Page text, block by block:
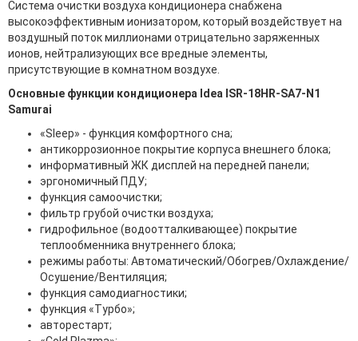
Система очистки воздуха кондиционера снабжена
высокоэффективным ионизатором, который воздействует на
воздушный поток миллионами отрицательно заряженных
ионов, нейтрализующих все вредные элементы,
присутствующие в комнатном воздухе.
Основные функции кондиционера Idea ISR-18HR-SA7-N1
Samurai
«Sleep» - функция комфортного сна;
антикоррозионное покрытие корпуса внешнего блока;
информативный ЖК дисплей на передней панели;
эргономичный ПДУ;
функция самоочистки;
фильтр грубой очистки воздуха;
гидрофильное (водоотталкивающее) покрытие
теплообменника внутреннего блока;
режимы работы: Автоматический/Обогрев/Охлаждение/
Осушение/Вентиляция;
функция самодиагностики;
функция «Турбо»;
авторестарт;